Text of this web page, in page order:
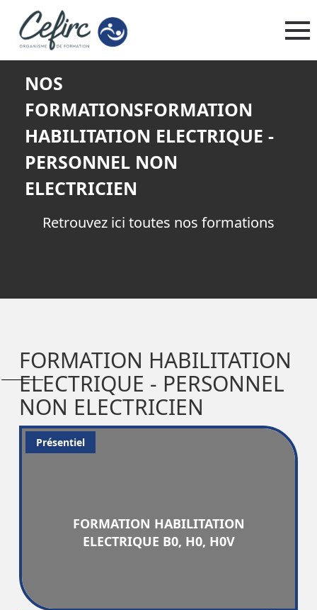
NOS
FORMATIONSFORMATION
HABILITATION ELECTRIQUE -
PERSONNEL NON
ELECTRICIEN
Retrouvez ici toutes nos formations
FORMATION HABILITATION
ELECTRIQUE - PERSONNEL
NON ELECTRICIEN
Présentiel
FORMATION HABILITATION
ELECTRIQUE B0, H0, H0V